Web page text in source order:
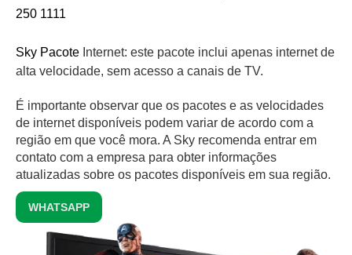
250 1111
Sky Pacote Internet: este pacote inclui apenas internet de
alta velocidade, sem acesso a canais de TV.
É importante observar que os pacotes e as velocidades
de internet disponíveis podem variar de acordo com a
região em que você mora. A Sky recomenda entrar em
contato com a empresa para obter informações
atualizadas sobre os pacotes disponíveis em sua região.
WHATSAPP